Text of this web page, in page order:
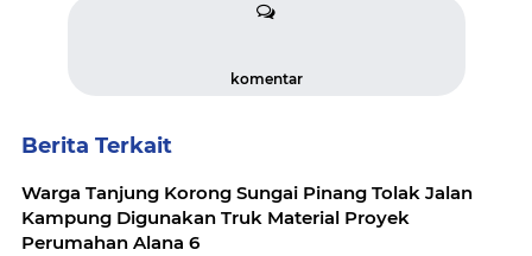
komentar
Berita Terkait
Warga Tanjung Korong Sungai Pinang Tolak Jalan
Kampung Digunakan Truk Material Proyek
Perumahan Alana 6